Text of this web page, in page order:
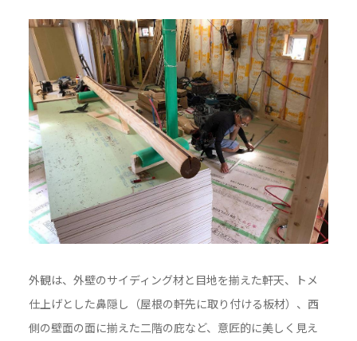
外観は、外壁のサイディング材と目地を揃えた軒天、トメ
仕上げとした鼻隠し（屋根の軒先に取り付ける板材）、西
側の壁面の面に揃えた二階の庇など、意匠的に美しく見え